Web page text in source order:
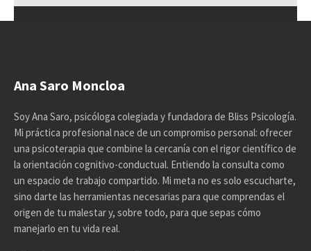
Ana Saro Moncloa
Soy Ana Saro, psicóloga colegiada y fundadora de Bliss Psicología.
Mi práctica profesional nace de un compromiso personal: ofrecer
una psicoterapia que combine la cercanía con el rigor científico de
la orientación cognitivo-conductual. Entiendo la consulta como
un espacio de trabajo compartido. Mi meta no es solo escucharte,
sino darte las herramientas necesarias para que comprendas el
origen de tu malestar y, sobre todo, para que sepas cómo
manejarlo en tu vida real.